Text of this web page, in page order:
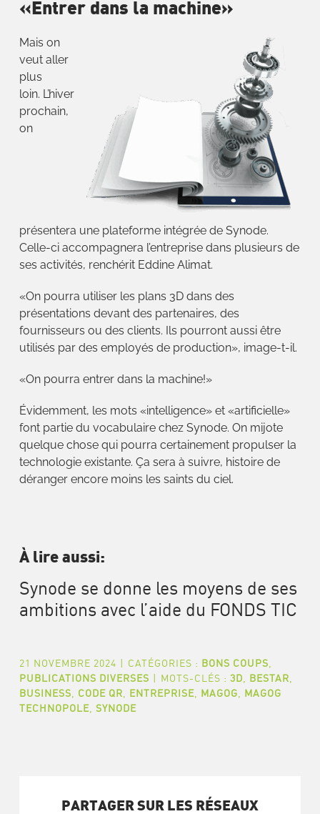
«Entrer dans la machine»
Mais on
veut aller
plus
loin. L’hiver
prochain,
on
présentera une plateforme intégrée de Synode.
Celle-ci accompagnera l’entreprise dans plusieurs de
ses activités, renchérit Eddine Alimat.
«On pourra utiliser les plans 3D dans des
présentations devant des partenaires, des
fournisseurs ou des clients. Ils pourront aussi être
utilisés par des employés de production», image-t-il.
«On pourra entrer dans la machine!»
Évidemment, les mots «intelligence» et «artificielle»
font partie du vocabulaire chez Synode. On mijote
quelque chose qui pourra certainement propulser la
technologie existante. Ça sera à suivre, histoire de
déranger encore moins les saints du ciel.
À lire aussi:
Synode se donne les moyens de ses
ambitions avec l’aide du FONDS TIC
21 NOVEMBRE 2024 | CATÉGORIES : BONS COUPS
PUBLICATIONS DIVERSES | MOTS-CLÉS : 3D BESTAR
BUSINESS
CODE QR ENTREPRISE, MAGOG
MAGOG
TECHNOPOLE, SYNODE
PARTAGER SUR LES RÉSEAUX